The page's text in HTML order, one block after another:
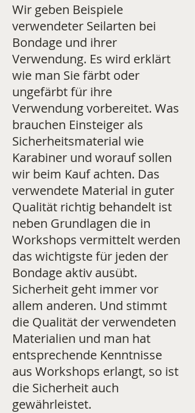
Wir geben Beispiele
verwendeter Seilarten bei
Bondage und ihrer
Verwendung. Es wird erklärt
wie man Sie färbt oder
ungefärbt für ihre
Verwendung vorbereitet. Was
brauchen Einsteiger als
Sicherheitsmaterial wie
Karabiner und worauf sollen
wir beim Kauf achten. Das
verwendete Material in guter
Qualität richtig behandelt ist
neben Grundlagen die in
Workshops vermittelt werden
das wichtigste für jeden der
Bondage aktiv ausübt.
Sicherheit geht immer vor
allem anderen. Und stimmt
die Qualität der verwendeten
Materialien und man hat
entsprechende Kenntnisse
aus Workshops erlangt, so ist
die Sicherheit auch
gewährleistet.